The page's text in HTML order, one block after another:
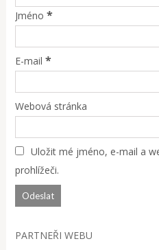
Jméno *
E-mail *
Webová stránka
Uložit mé jméno, e-mail a
prohlížeči.
PARTNEŘI WEBU